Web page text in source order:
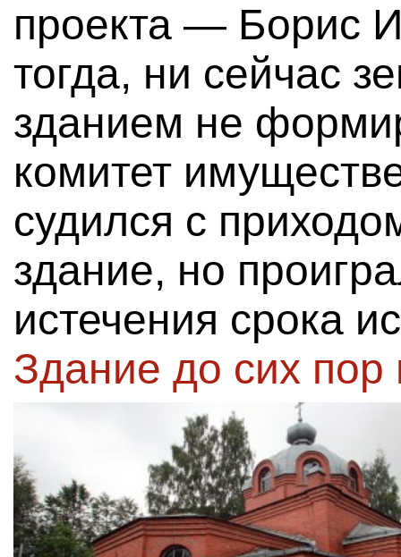
проекта — Борис
тогда, ни сейчас
зданием не
комитет
судился с
здание, но
истечения срока
Здание до сих пор